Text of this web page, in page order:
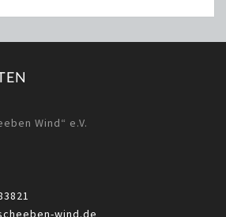
Wind“ e.V.
wind.de